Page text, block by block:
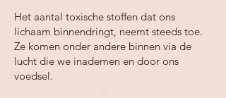
Het aantal toxische stoffen dat ons
lichaam binnendringt, neemt steeds toe.
Ze komen onder andere binnen via de
lucht die we inademen en door ons
voedsel.